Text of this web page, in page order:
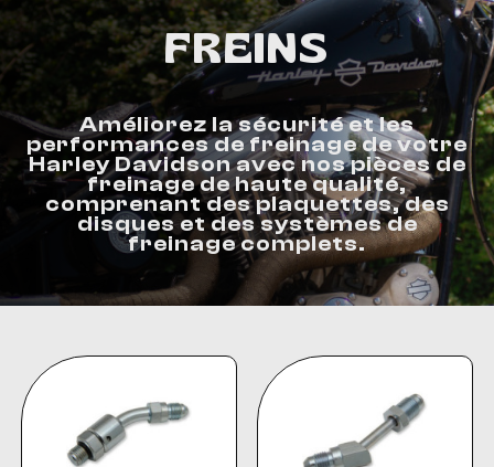
FREINS
Améliorez la sécurité et les
performances de freinage de votre
Harley Davidson avec nos pièces de
freinage de haute qualité,
comprenant des plaquettes, des
disques et des systèmes de
freinage complets.